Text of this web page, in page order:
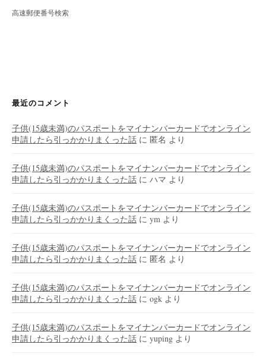
高速郵便番号検索
最近のコメント
子供(15歳未満)のパスポートをマイナンバーカードでオンライン
申請したら引っかかりまくった話 に 匿名 より
子供(15歳未満)のパスポートをマイナンバーカードでオンライン
申請したら引っかかりまくった話 に ハマ より
子供(15歳未満)のパスポートをマイナンバーカードでオンライン
申請したら引っかかりまくった話 に ym より
子供(15歳未満)のパスポートをマイナンバーカードでオンライン
申請したら引っかかりまくった話 に 匿名 より
子供(15歳未満)のパスポートをマイナンバーカードでオンライン
申請したら引っかかりまくった話 に ogk より
子供(15歳未満)のパスポートをマイナンバーカードでオンライン
申請したら引っかかりまくった話 に yuping より